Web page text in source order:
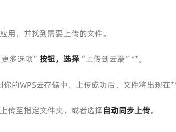
用，并找到需要上传的文件。
多选项” 按钮，选择 “上传到云端”**。
你的WPS云存储中，上传成功后，文件将出现在
传至指定文件夹，或者选择自动同步上传。